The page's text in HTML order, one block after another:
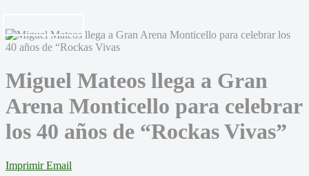
Miguel Mateos llega a Gran
Arena Monticello para celebrar
los 40 años de “Rockas Vivas”
Imprimir Email